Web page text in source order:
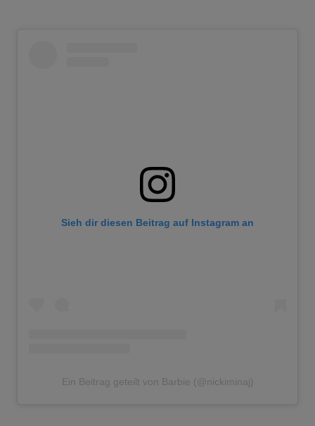
Sieh dir diesen Beitrag auf Instagram an
Ein Beitrag geteilt von Barbie (@nickiminaj)